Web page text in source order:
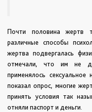
Почти половина жертв
различные способы
жертва подвергалась
отмечали, что им не
применялось
показал опрос, многие
принять условия так
отняли паспорт и деньги.